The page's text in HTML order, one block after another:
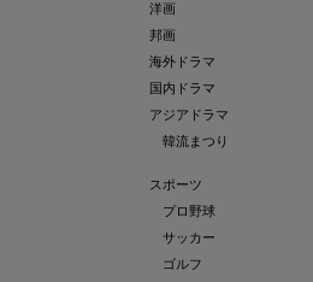
洋画
邦画
海外ドラマ
国内ドラマ
アジアドラマ
韓流まつり
スポーツ
プロ野球
サッカー
ゴルフ